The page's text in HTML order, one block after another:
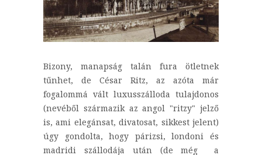
Bizony, manapság talán fura ötletnek
tűnhet, de César Ritz, az azóta már
fogalommá vált luxusszálloda tulajdonos
(nevéből származik az angol "ritzy" jelző
is, ami elegánsat, divatosat, sikkest jelent)
úgy gondolta, hogy párizsi, londoni és
madridi szállodája után (de még a